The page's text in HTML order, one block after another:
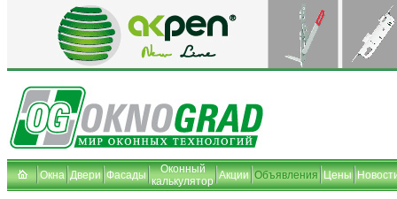
Окна Двери Фасады
Оконный
калькулятор Акции Объявления Цены